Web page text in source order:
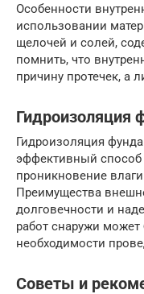
Особенности
использовании
щелочей и солей,
помнить, что
причину протечек, а
Гидроизоляция
Гидроизоляция
эффективный способ
проникновение влаги
Преимущества
долговечности и
работ снаружи может
необходимости
Советы и